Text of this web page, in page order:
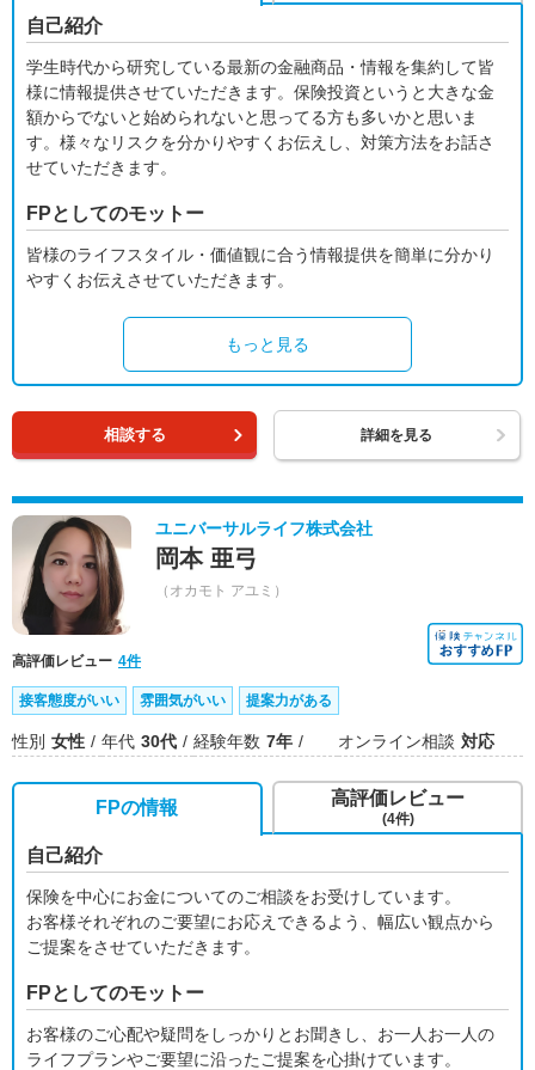
自己紹介
学生時代から研究している最新の金融商品・情報を集約して皆
様に情報提供させていただきます。保険投資というと大きな金
額からでないと始められないと思ってる方も多いかと思いま
す。様々なリスクを分かりやすくお伝えし、対策方法をお話さ
せていただきます。
FPとしてのモットー
皆様のライフスタイル・価値観に合う情報提供を簡単に分かり
やすくお伝えさせていただきます。
もっと見る
相談する 詳細を見る
ユニバーサルライフ株式会社
岡本 亜弓
（オカモト アユミ）
高評価レビュー 4件
接客態度がいい 雰囲気がいい 提案力がある
性別 女性 年代 30代 経験年数 7年 オンライン相談 対応
FPの情報
自己紹介
保険を中心にお金についてのご相談をお受けしています。
お客様それぞれのご要望にお応えできるよう、幅広い観点から
ご提案をさせていただきます。
FPとしてのモットー
お客様のご心配や疑問をしっかりとお聞きし、お一人お一人の
ライフプランやご要望に沿ったご提案を心掛けています。
高評価レビュー
(4件)